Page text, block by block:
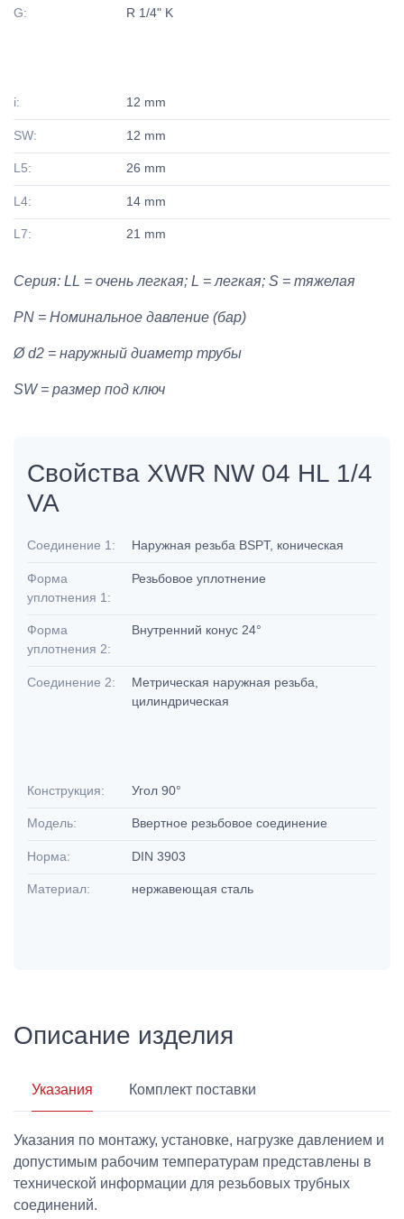
G: R 1/4" K
i: 12 mm
SW: 12 mm
L5: 26 mm
L4: 14 mm
L7: 21 mm
Серия: LL = очень легкая; L = легкая; S = тяжелая
PN = Номинальное давление (бар)
Ø d2 = наружный диаметр трубы
SW = размер под ключ
Свойства XWR NW 04 HL 1/4
VA
Соединение 1: Наружная резьба BSPT, коническая
Форма
уплотнения 1:
Резьбовое уплотнение
Форма
уплотнения 2:
Внутренний конус 24°
Соединение 2:
Метрическая наружная резьба,
цилиндрическая
Конструкция: Угол 90°
Модель: Ввертное резьбовое соединение
Норма: DIN 3903
Материал: нержавеющая сталь
Описание изделия
Указания Комплект поставки
Указания по монтажу, установке, нагрузке давлением и
допустимым рабочим температурам представлены в
технической информации для резьбовых трубных
соединений.